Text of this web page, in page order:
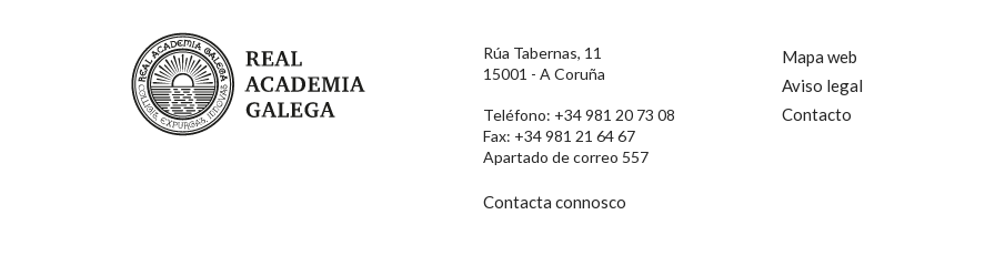
Comentario
Real Academia Galega
Rúa Tabernas, 11
15001 - A Coruña
Teléfono: +34 981 20 73 08
Fax: +34 981 21 64 67
Apartado de correo 557
Contacta connosco
Mapa web
Aviso legal
Contacto